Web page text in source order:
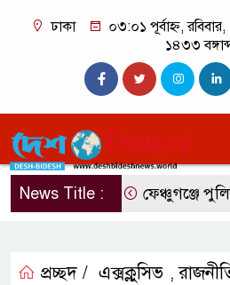
ঢাকা
০৩:০১ পূর্বাহ্ন,
১৪৩৩
News Title : ফেঞ্চুগঞ্জে
প্রচ্ছদ / এক্সক্লুসিভ ,